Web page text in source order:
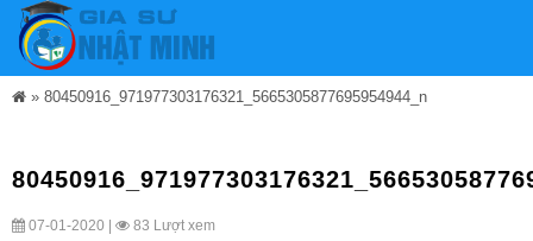
» 80450916_971977303176321_5665305877695954944_n
07-01-2020 | 83 Lượt xem